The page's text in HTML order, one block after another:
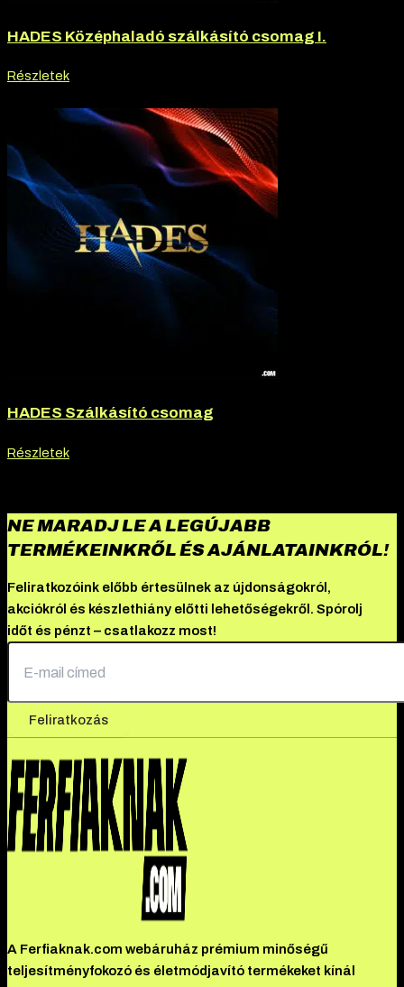
HADES Középhaladó szálkásító csomag I.
Részletek
HADES Szálkásító csomag
Részletek
NE MARADJ LE A LEGÚJABB
TERMÉKEINKRŐL ÉS AJÁNLATAINKRÓL!
Feliratkozóink előbb értesülnek az újdonságokról,
akciókról és készlethiány előtti lehetőségekről. Spórolj
időt és pénzt – csatlakozz most!
Feliratkozás
A Ferfiaknak.com webáruház prémium minőségű
teljesítményfokozó és életmódjavító termékeket kínál